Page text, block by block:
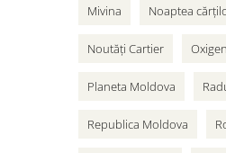
Mivina Noaptea
Noutăți Cartier Oxigen
Planeta Moldova
Republica Moldova